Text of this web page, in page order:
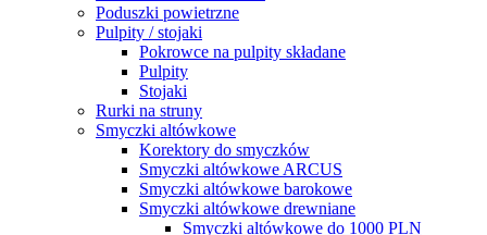
Poduszki powietrzne
Pulpity / stojaki
Pokrowce na pulpity składane
Pulpity
Stojaki
Rurki na struny
Smyczki altówkowe
Korektory do smyczków
Smyczki altówkowe ARCUS
Smyczki altówkowe barokowe
Smyczki altówkowe drewniane
Smyczki altówkowe do 1000 PLN